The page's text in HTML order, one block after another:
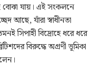
বোঝা যায়। এই সংকলনে
আছে, যাঁরা স্বাধীনতা
সিপাহী বিদ্রোহে ধরে ধরে
বিরুদ্ধে অগ্রণী ভূমিকা